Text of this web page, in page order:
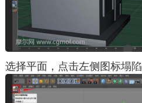
选择平面，点击左侧图标塌陷